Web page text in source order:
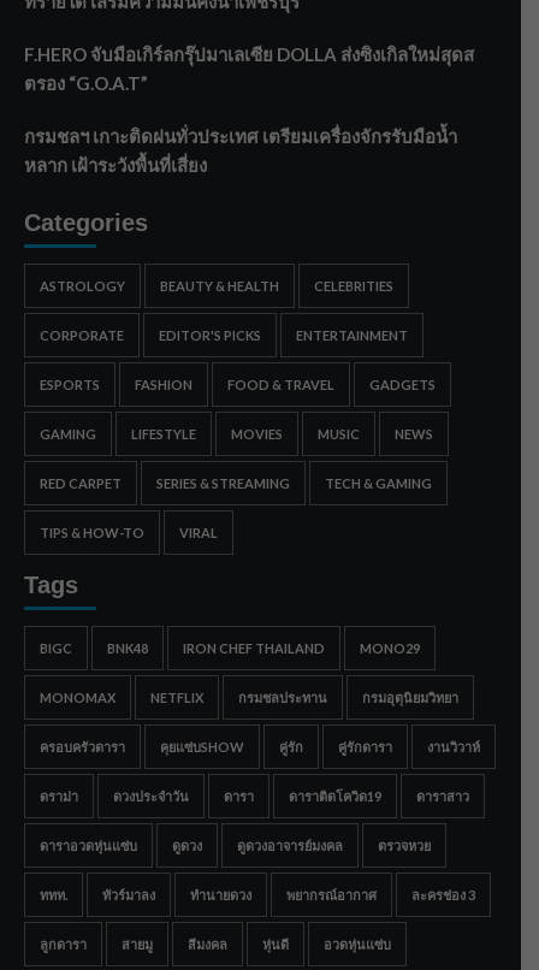
F.HERO จับมือเกิร์ลกรุ๊ปมาเลเซีย DOLLA ส่งซิงเกิลใหม่สุดส
ตรอง “G.O.A.T”
กรมชลฯ เกาะติดฝนทั่วประเทศ เตรียมเครื่องจักรรับมือน้ำ
หลาก เฝ้าระวังพื้นที่เสี่ยง
Categories
ASTROLOGY BEAUTY & HEALTH CELEBRITIES
CORPORATE EDITOR'S PICKS ENTERTAINMENT
ESPORTS FASHION FOOD & TRAVEL GADGETS
GAMING LIFESTYLE MOVIES MUSIC NEWS
RED CARPET SERIES & STREAMING TECH & GAMING
TIPS & HOW-TO VIRAL
Tags
BIGC BNK48 IRON CHEF THAILAND MONO29
MONOMAX NETFLIX กรมชลประทาน กรมอุตุนิยมวิทยา
ครอบครัวดารา คุยแซ่บSHOW คู่รัก คู่รักดารา งานวิวาห์
ดราม่า ดวงประจำวัน ดารา ดาราติดโควิด19 ดาราสาว
ดาราอวดหุ่นแซ่บ ดูดวง ดูดวงอาจารย์มงคล ตรวจหวย
ททท. ทัวร์มาลง ทำนายดวง พยากรณ์อากาศ ละครช่อง 3
ลูกดารา สายมู สีมงคล หุ่นดี อวดหุ่นแซ่บ